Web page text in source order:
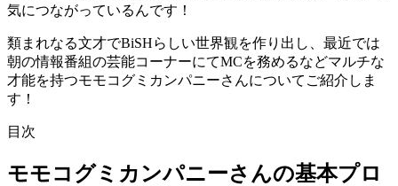
気につながっているんです！
類まれなる文才でBiSHらしい世界観を作り出し、最近では
朝の情報番組の芸能コーナーにてMCを務めるなどマルチな
才能を持つモモコグミカンパニーさんについてご紹介しま
す！
目次
モモコグミカンパニーさんの基本プロ